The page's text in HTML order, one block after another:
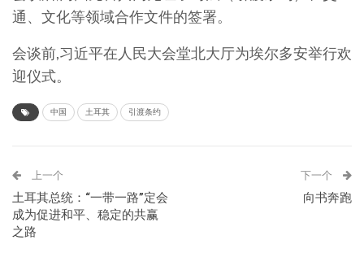
通、文化等领域合作文件的签署。
会谈前,习近平在人民大会堂北大厅为埃尔多安举行欢
迎仪式。
中国 土耳其 引渡条约
上一个
土耳其总统：“一带一路”定会
成为促进和平、稳定的共赢
之路
下一个
向书奔跑